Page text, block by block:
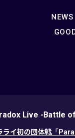
NEWS
Live -Battle of
ライ初の団体戦「